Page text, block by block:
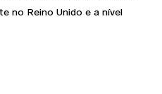
no Reino Unido e a nível